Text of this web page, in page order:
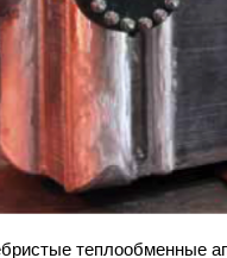
теплообменные